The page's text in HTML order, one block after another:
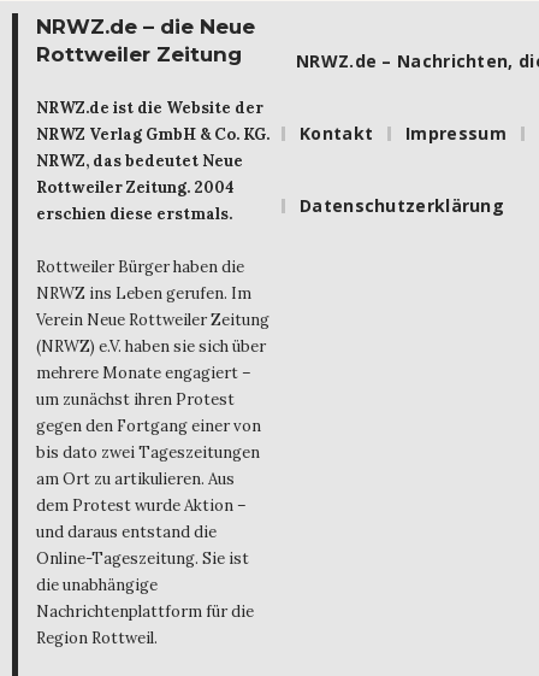
NRWZ.de – die Neue
Rottweiler Zeitung
NRWZ.de ist die Website der
NRWZ Verlag GmbH & Co. KG.
NRWZ, das bedeutet Neue
Rottweiler Zeitung. 2004
erschien diese erstmals.
Rottweiler Bürger haben die
NRWZ ins Leben gerufen. Im
Verein Neue Rottweiler Zeitung
(NRWZ) e.V. haben sie sich über
mehrere Monate engagiert –
um zunächst ihren Protest
gegen den Fortgang einer von
bis dato zwei Tageszeitungen
am Ort zu artikulieren. Aus
dem Protest wurde Aktion –
und daraus entstand die
Online-Tageszeitung. Sie ist
die unabhängige
Nachrichtenplattform für die
Region Rottweil.
NRWZ.de – Nachrichten,
Kontakt Impressum
Datenschutzerklärung